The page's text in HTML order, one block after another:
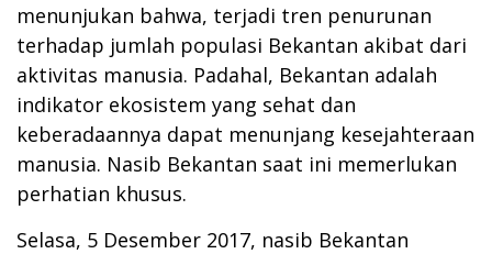
menunjukan bahwa, terjadi tren penurunan
terhadap jumlah populasi Bekantan akibat dari
aktivitas manusia. Padahal, Bekantan adalah
indikator ekosistem yang sehat dan
keberadaannya dapat menunjang kesejahteraan
manusia. Nasib Bekantan saat ini memerlukan
perhatian khusus.
Selasa, 5 Desember 2017, nasib Bekantan